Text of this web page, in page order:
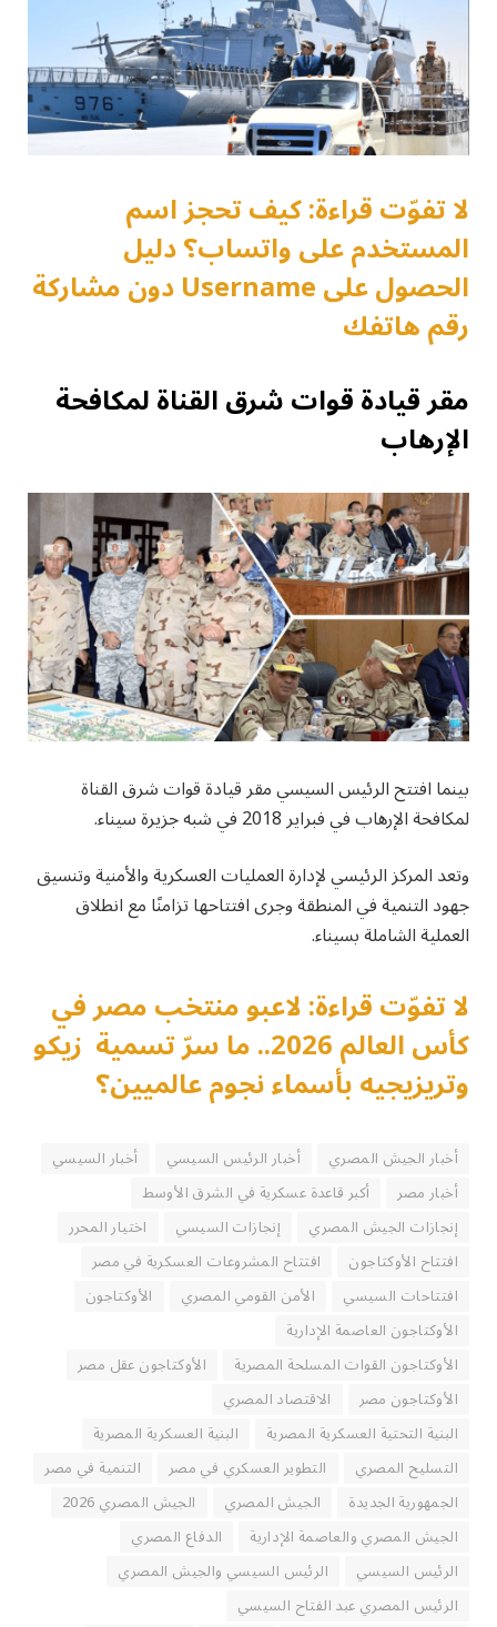
لا تفوّت قراءة: كيف تحجز اسم
المستخدم على واتساب؟ دليل
الحصول على Username دون مشاركة
رقم هاتفك
مقر قيادة قوات شرق القناة لمكافحة
الإرهاب
بينما افتتح الرئيس السيسي مقر قيادة قوات شرق القناة
لمكافحة الإرهاب في فبراير 2018 في شبه جزيرة سيناء.
وتعد المركز الرئيسي لإدارة العمليات العسكرية والأمنية وتنسيق
جهود التنمية في المنطقة وجرى افتتاحها تزامنًا مع انطلاق
العملية الشاملة بسيناء.
لا تفوّت قراءة: لاعبو منتخب مصر في
كأس العالم 2026.. ما سرّ تسمية زيكو
وتريزيجيه بأسماء نجوم عالميين؟
أخبار الجيش المصري أخبار الرئيس السيسي
أخبار السيسي
أخبار مصر
أكبر قاعدة عسكرية في الشرق الأوسط
إنجازات الجيش المصري
إنجازات السيسي
اختيار المحرر
افتتاح الأوكتاجون
افتتاح المشروعات العسكرية في مصر
افتتاحات السيسي
الأمن القومي المصري
الأوكتاجون
الأوكتاجون العاصمة الإدارية
الأوكتاجون القوات المسلحة المصرية
الأوكتاجون عقل مصر
الأوكتاجون مصر
الاقتصاد المصري
البنية التحتية العسكرية المصرية
البنية العسكرية المصرية
التسليح المصري
التطوير العسكري في مصر
التنمية في مصر
الجمهورية الجديدة
الجيش المصري
الجيش المصري 2026
الجيش المصري والعاصمة الإدارية
الدفاع المصري
الرئيس السيسي
الرئيس السيسي والجيش المصري
الرئيس المصري عبد الفتاح السيسي